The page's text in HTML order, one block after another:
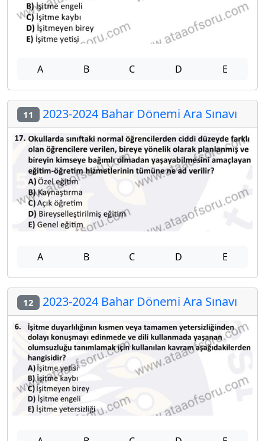
A B C D E
11 2023-2024 Bahar Dönemi Ara Sınavı
A B C D E
12 2023-2024 Bahar Dönemi Ara Sınavı